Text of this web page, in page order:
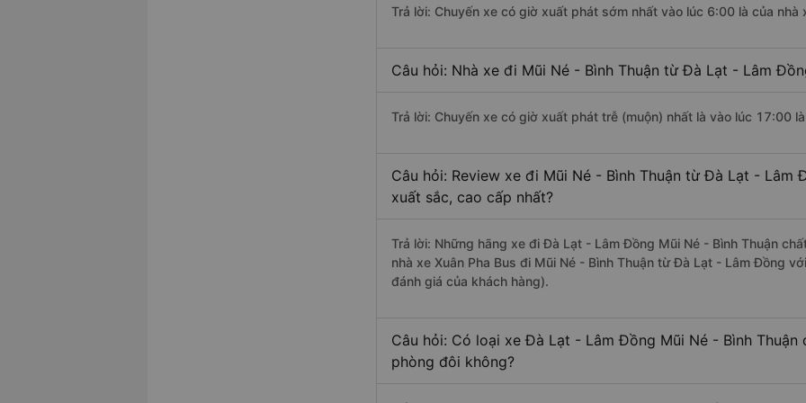
Trả lời: Chuyến xe có giờ xuất phát sớm nhất vào lúc 6:00 là của nhà
Câu hỏi: Nhà xe đi Mũi Né - Bình Thuận từ Đà Lạt - Lâm
Trả lời: Chuyến xe có giờ xuất phát trễ (muộn) nhất là vào lúc 17:00
Câu hỏi: Review xe đi Mũi Né - Bình Thuận từ Đà Lạt -
xuất sắc, cao cấp nhất?
Trả lời: Những hãng xe đi Đà Lạt - Lâm Đồng Mũi Né - Bình Thuận
nhà xe Xuân Pha Bus đi Mũi Né - Bình Thuận từ Đà Lạt - Lâm Đồng
đánh giá của khách hàng).
Câu hỏi: Có loại xe Đà Lạt - Lâm Đồng Mũi Né - Bình Thuận
phòng đôi không?